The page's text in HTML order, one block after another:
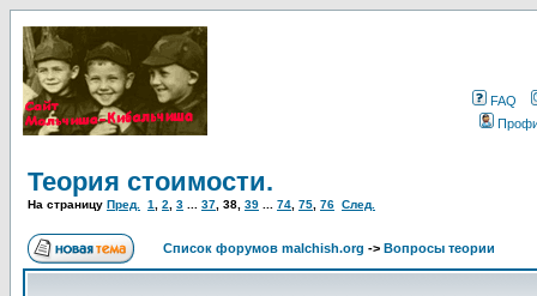
FAQ
Теория стоимости.
На страницу Пред. 1 2 3 37 38 39 74 75 76 След.
Список форумов malchish.org -> Вопросы теории